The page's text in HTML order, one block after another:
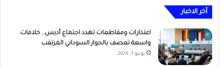
أخر الاخبار
اعتذارات ومقاطعات تهدد اجتماع أديس.. خلافات
واسعة تعصف بالحوار السوداني المرتقب
يونيو 1, 2026